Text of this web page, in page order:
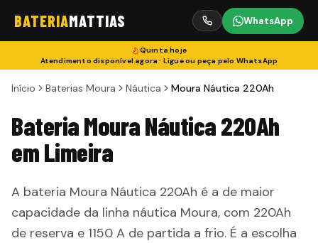
BATERIAMATTIAS WhatsApp
Quinta hoje
Atendimento disponível agora · Ligue ou peça pelo WhatsApp
Início Baterias Moura Náutica Moura Náutica 220Ah
Bateria Moura Náutica 220Ah
em Limeira
A bateria Moura Náutica 220Ah é a de maior
capacidade da linha náutica Moura, com 220Ah
de reserva e 1150 A de partida a frio. É a escolha